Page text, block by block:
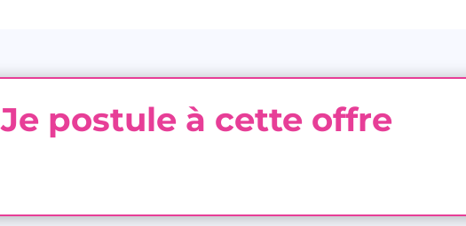
Je postule à cette offre